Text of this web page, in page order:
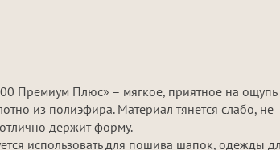
Премиум Плюс» – мягкое, приятное на ощупь
из полиэфира. Материал тянется слабо, не
держит форму.
использовать для пошива шапок, одежды